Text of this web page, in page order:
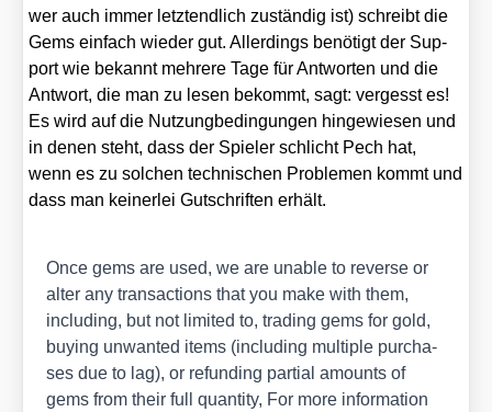
wer auch immer letzt­end­lich zustän­dig ist) schreibt die
Gems ein­fach wie­der gut. Aller­dings benö­tigt der Sup­
port wie bekannt meh­re­re Tage für Ant­wor­ten und die
Ant­wort, die man zu lesen bekommt, sagt: ver­gesst es!
Es wird auf die Nut­zung­be­din­gun­gen hin­ge­wie­sen und
in denen steht, dass der Spie­ler schlicht Pech hat,
wenn es zu sol­chen tech­ni­schen Pro­ble­men kommt und
dass man kei­ner­lei Gut­schrif­ten erhält.
Once gems are used, we are unable to rever­se or
alter any tran­sac­tions that you make with them,
inclu­ding, but not limi­t­ed to, tra­ding gems for gold,
buy­ing unwan­ted items (inclu­ding mul­ti­ple purcha­
ses due to lag), or refun­ding par­ti­al amounts of
gems from their full quan­ti­ty, For more infor­ma­ti­on